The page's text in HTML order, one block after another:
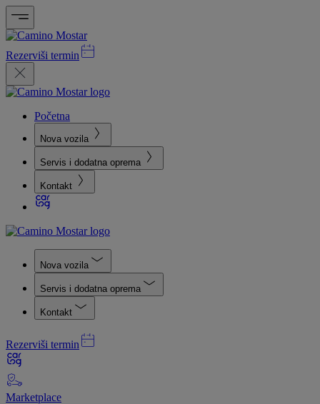
Rezerviši termin
Početna
Nova vozila
Servis i dodatna oprema
Kontakt
Nova vozila
Servis i dodatna oprema
Kontakt
Rezerviši termin
Marketplace